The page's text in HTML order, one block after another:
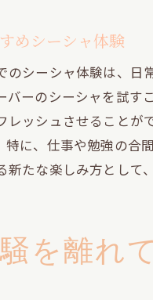
めシーシャ体験
のシーシャ体験は、日
バーのシーシャを試
レッシュさせることが
特に、仕事や勉強の合
新たな楽しみ方として
を離れ